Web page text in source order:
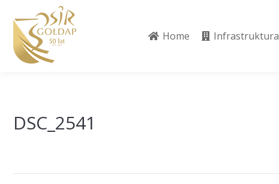
Home Infrastruktura
DSC_2541
Home Infrastruktura